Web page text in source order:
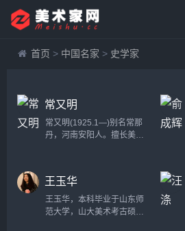
首页 > 中国名家 > 史学家
常又明
常又明(1925.1—)别名常那
丹，河南安阳人。擅长美术
作，教授。发表论著有《尼
德兰美术》、《水彩画的起
源及其在英国的发展》
王玉华
王玉华，本科毕业于山东师
范大学，山大美术考古硕